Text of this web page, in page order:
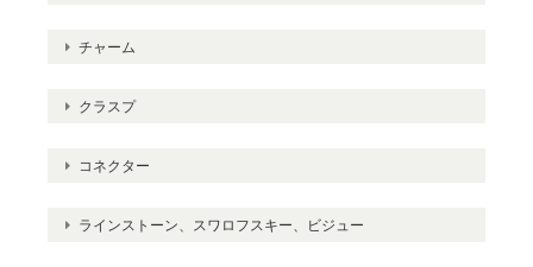
チャーム
クラスプ
コネクター
ラインストーン、スワロフスキー、ビジュー